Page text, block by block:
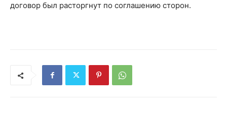
договор был расторгнут по соглашению сторон.